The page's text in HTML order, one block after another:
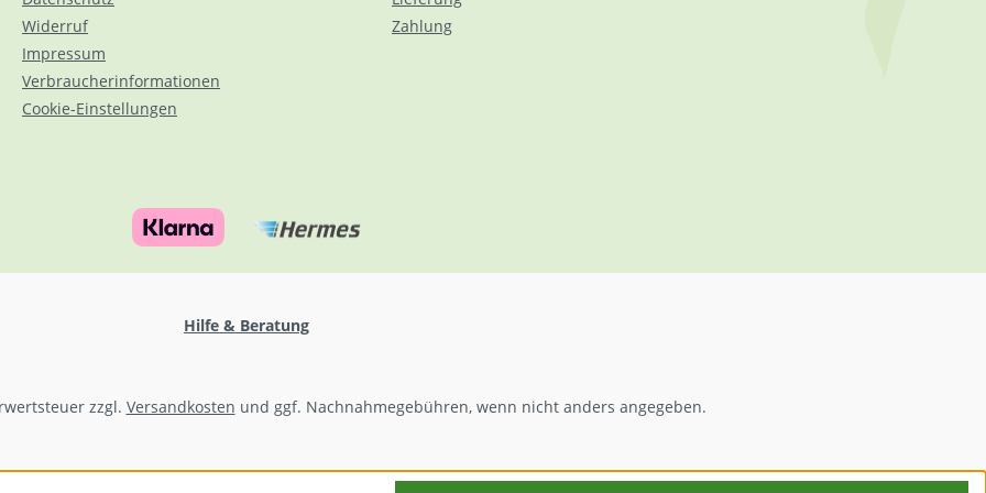
Widerruf
Impressum
Verbraucherinformationen
Cookie-Einstellungen
Zahlung
Hilfe & Beratung
zzgl. Versandkosten und ggf. Nachnahmegebühren, wenn nicht anders angegeben.